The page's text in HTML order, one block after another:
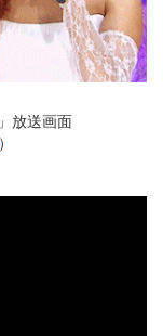
放送画面
）